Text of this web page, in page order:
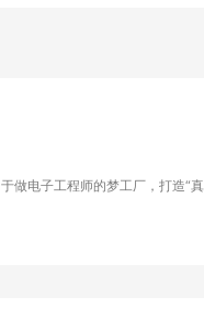
做电子工程师的梦工厂，打造“